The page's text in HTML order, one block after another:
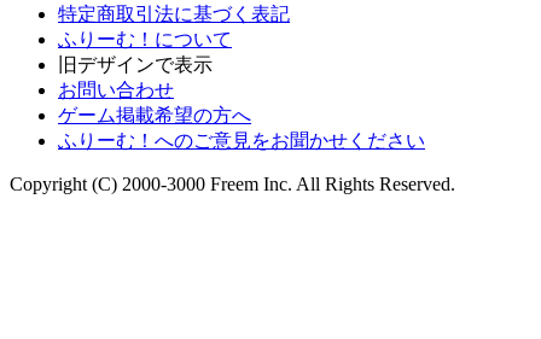
特定商取引法に基づく表記
ふりーむ！について
旧デザインで表示
お問い合わせ
ゲーム掲載希望の方へ
ふりーむ！へのご意見をお聞かせください
Copyright (C) 2000-3000 Freem Inc. All Rights Reserved.